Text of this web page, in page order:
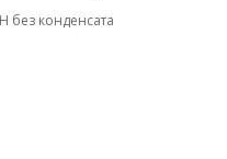
без конденсата